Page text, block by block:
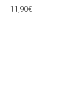
11,90€